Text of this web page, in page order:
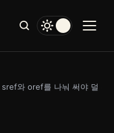
sref와 oref를 나눠 써야 덜 무